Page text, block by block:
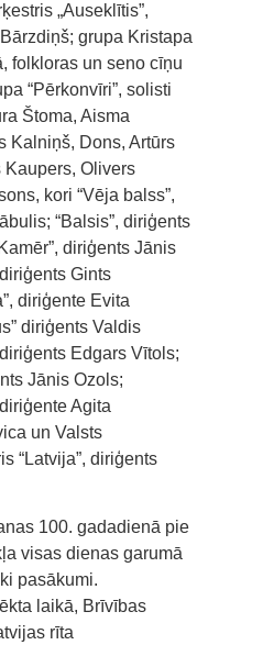
„Auseklītis”,
grupa Kristapa
folkloras un seno cīņu
“Pērkonvīri”, solisti
Štoma, Aisma
Kalniņš, Dons, Artūrs
Kaupers, Olivers
kori “Vēja balss”,
“Balsis”, diriģents
diriģents Jānis
Gints
diriģente Evita
diriģents Valdis
Edgars Vītols;
Jānis Ozols;
Agita
un Valsts
“Latvija”, diriģents
100. gadadienā pie
visas dienas garumā
pasākumi.
laikā, Brīvības
rīta